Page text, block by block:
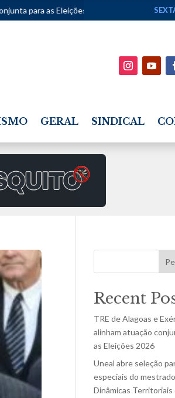
2026 • Uneal abre seleção para
GERAL SINDICAL
Recent
TRE de Alagoas e
alinham atuação
as Eleições 2026
Uneal abre seleção
especiais do
Dinâmicas Territoriais